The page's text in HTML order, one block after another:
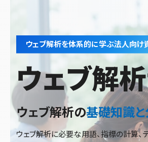
ウェブ解析を体系的に学ぶ法人向け
ウェブ解
ウェブ解析の基礎知識
ウェブ解析に必要な用語、指標の計算、